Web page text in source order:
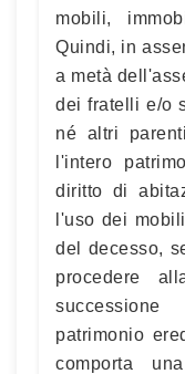
mobili,
Quindi, in
a metà
dei fratelli e/o
né altri
l'intero
diritto di
l'uso dei
del decesso,
procedere
patrimonio
comporta